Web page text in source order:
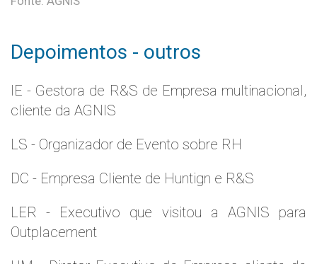
Depoimentos - outros
IE - Gestora de R&S de Empresa multinacional,
cliente da AGNIS
LS - Organizador de Evento sobre RH
DC - Empresa Cliente de Huntign e R&S
LER - Executivo que visitou a AGNIS para
Outplacement